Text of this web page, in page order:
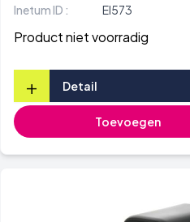
Inetum ID :
EI573
Product niet voorradig
+ Detail
Toevoegen